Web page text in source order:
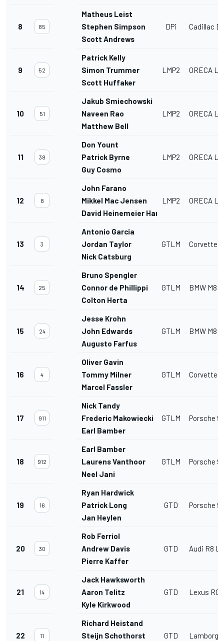
8 85
Matheus Leist
Stephen Simpson
Scott Andrews
DPi Cadillac
9 52
Patrick Kelly
Simon Trummer
Scott Huffaker
LMP2 ORECA
10 51
Jakub Smiechowski
Naveen Rao
Matthew Bell
LMP2 ORECA
11 38
Don Yount
Patrick Byrne
Guy Cosmo
LMP2 ORECA
12 8
John Farano
Mikkel Mac Jensen
David Heinemeier Hansson
LMP2 ORECA
13 3
Antonio Garcia
Jordan Taylor
Nick Catsburg
GTLM Corvette
14 25
Bruno Spengler
Connor de Phillippi
Colton Herta
GTLM BMW M8
15 24
Jesse Krohn
John Edwards
Augusto Farfus
GTLM BMW M8
16 4
Oliver Gavin
Tommy Milner
Marcel Fassler
GTLM Corvette
17 911
Nick Tandy
Frederic Makowiecki
Earl Bamber
GTLM Porsche
18 912
Earl Bamber
Laurens Vanthoor
Neel Jani
GTLM Porsche
19 16
Ryan Hardwick
Patrick Long
Jan Heylen
GTD Porsche
20 30
Rob Ferriol
Andrew Davis
Pierre Kaffer
GTD Audi R8
21 14
Jack Hawksworth
Aaron Telitz
Kyle Kirkwood
GTD Lexus RC
22 11
Richard Heistand
Steijn Schothorst
GTD